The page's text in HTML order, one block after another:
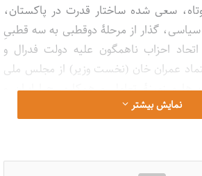
سعی شده ساختار قدرت در پاکستان،
سیاسی، گذار از مرحلۀ دوقطبی به سه قطبیِ
اتحاد احزاب ناهمگون علیه دولت فدرال و
عمران خان (نخست وزیر) از مجلس ملی
و زمینۀ تعامل و همکاری ج.ا.ایران و
فرهنگی مورد بررسی، تحلیل و تأکید قرار
پاکستان
نمایش بیشتر